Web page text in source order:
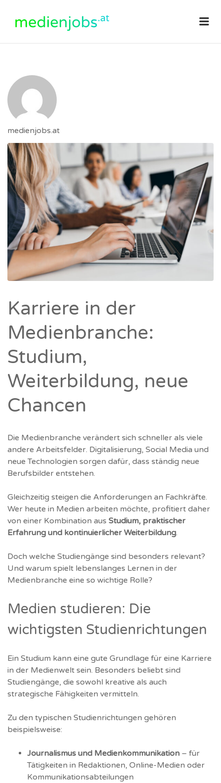
medienjobs.at
Karriere in der
Medienbranche:
Studium,
Weiterbildung, neue
Chancen
Die Medienbranche verändert sich schneller als viele
andere Arbeitsfelder. Digitalisierung, Social Media und
neue Technologien sorgen dafür, dass ständig neue
Berufsbilder entstehen.
Gleichzeitig steigen die Anforderungen an Fachkräfte.
Wer heute in Medien arbeiten möchte, profitiert daher
von einer Kombination aus Studium, praktischer
Erfahrung und kontinuierlicher Weiterbildung.
Doch welche Studiengänge sind besonders relevant?
Und warum spielt lebenslanges Lernen in der
Medienbranche eine so wichtige Rolle?
Medien studieren: Die
wichtigsten Studienrichtungen
Ein Studium kann eine gute Grundlage für eine Karriere
in der Medienwelt sein. Besonders beliebt sind
Studiengänge, die sowohl kreative als auch
strategische Fähigkeiten vermitteln.
Zu den typischen Studienrichtungen gehören
beispielsweise:
Journalismus und Medienkommunikation – für
Tätigkeiten in Redaktionen, Online-Medien oder
Kommunikationsabteilungen